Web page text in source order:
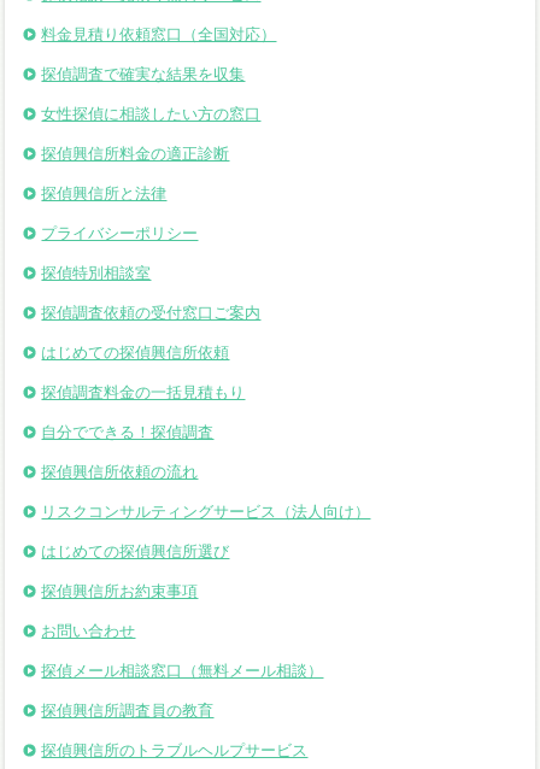
料金見積り依頼窓口（全国対応）
探偵調査で確実な結果を収集
女性探偵に相談したい方の窓口
探偵興信所料金の適正診断
探偵興信所と法律
プライバシーポリシー
探偵特別相談室
探偵調査依頼の受付窓口ご案内
はじめての探偵興信所依頼
探偵調査料金の一括見積もり
自分でできる！探偵調査
探偵興信所依頼の流れ
リスクコンサルティングサービス（法人向け）
はじめての探偵興信所選び
探偵興信所お約束事項
お問い合わせ
探偵メール相談窓口（無料メール相談）
探偵興信所調査員の教育
探偵興信所のトラブルヘルプサービス